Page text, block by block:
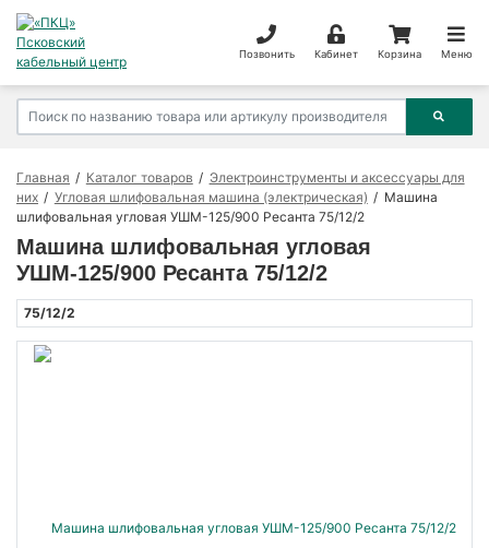
Позвонить Кабинет Корзина Меню
Главная Каталог товаров
Электроинструменты и аксессуары для
них
Угловая шлифовальная машина (электрическая)
Машина
шлифовальная угловая УШМ-125/900 Ресанта 75/12/2
Машина шлифовальная угловая
УШМ-125/900 Ресанта 75/12/2
75/12/2